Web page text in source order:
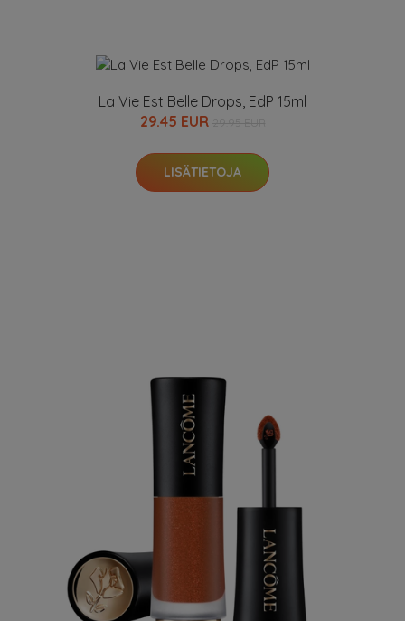
La Vie Est Belle Drops, EdP 15ml
29.45 EUR
LISÄTIETOJA